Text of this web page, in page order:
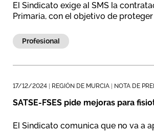
El Sindicato exige al SMS la
Primaria, con el objetivo de
Profesional
17/12/2024 REGIÓN DE MURCIA NOTA DE
SATSE-FSES pide mejoras para
El Sindicato comunica que no va a